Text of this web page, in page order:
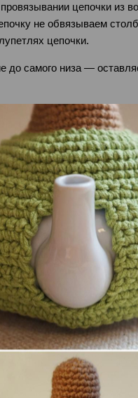
цепочки из
не обвязываем
цепочки.
до самого низа —